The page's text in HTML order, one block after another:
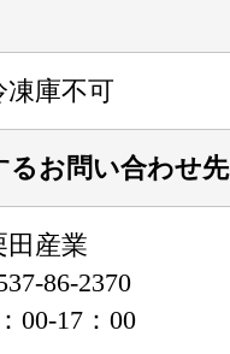
凍庫不可
るお問い合わせ先
産業
86-2370
00-17：00